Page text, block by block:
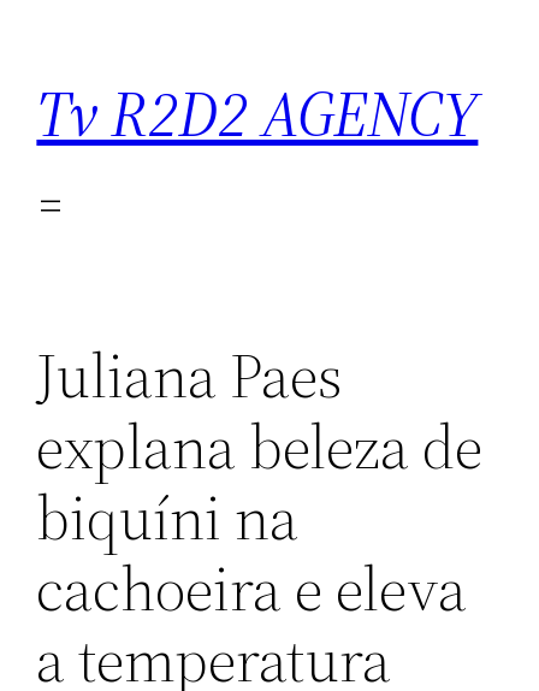
conteúdo
Tv R2D2 AGENCY
Juliana Paes
explana beleza de
biquíni na
cachoeira e eleva
a temperatura